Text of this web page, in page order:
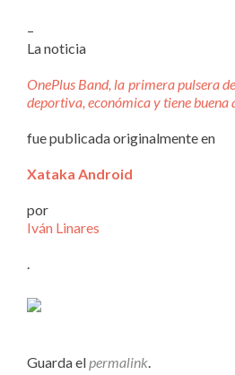
–
La noticia
OnePlus Band, la primera pulsera
deportiva, económica y tiene buena
fue publicada originalmente en
Xataka Android
por
Iván Linares
Guarda el permalink